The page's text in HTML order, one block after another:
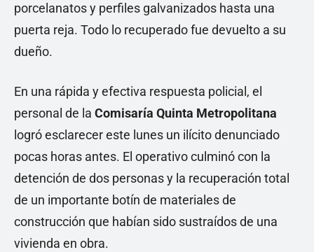
porcelanatos y perfiles galvanizados hasta una
puerta reja. Todo lo recuperado fue devuelto a su
dueño.
En una rápida y efectiva respuesta policial, el
personal de la Comisaría Quinta Metropolitana
logró esclarecer este lunes un ilícito denunciado
pocas horas antes. El operativo culminó con la
detención de dos personas y la recuperación total
de un importante botín de materiales de
construcción que habían sido sustraídos de una
vivienda en obra.